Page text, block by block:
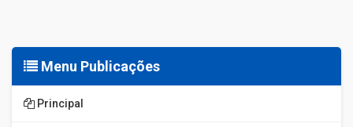
Menu Publicações
Principal